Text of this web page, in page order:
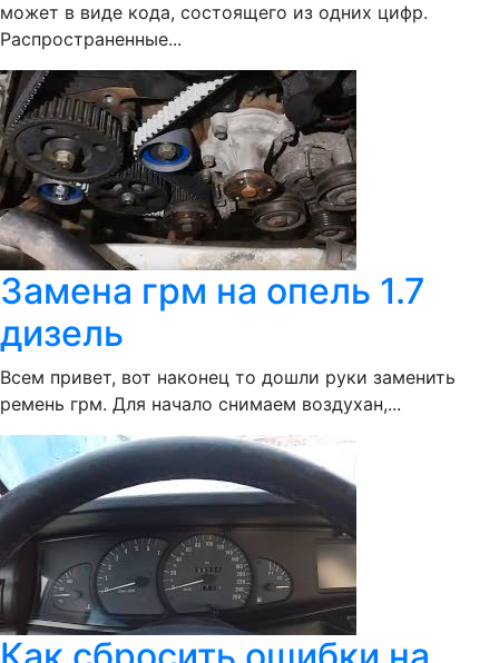
может в виде кода, состоящего из одних цифр.
Распространенные...
Замена грм на опель 1.7
дизель
Всем привет, вот наконец то дошли руки заменить
ремень грм. Для начало снимаем воздухан,...